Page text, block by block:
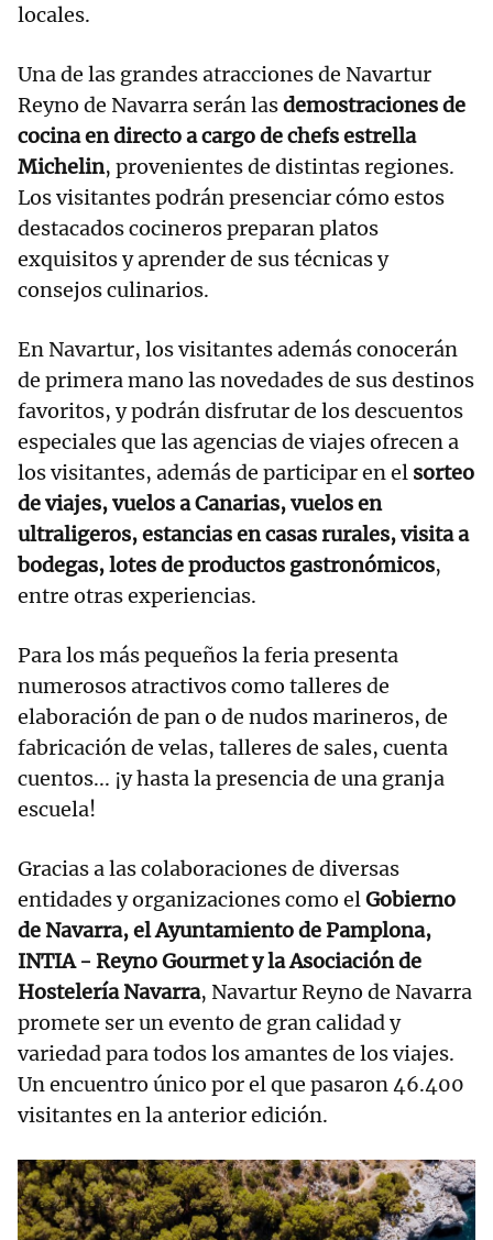
locales.
Una de las grandes atracciones de Navartur
Reyno de Navarra serán lasdemostraciones de
cocina en directo a cargo de chefs estrella
Michelin, provenientes de distintas regiones.
Los visitantes podrán presenciar cómo estos
destacados cocineros preparan platos
exquisitos y aprender de sus técnicas y
consejos culinarios.
En Navartur, los visitantes además conocerán
de primera mano las novedades de sus destinos
favoritos, y podrán disfrutar de los descuentos
especiales que las agencias de viajes ofrecen a
los visitantes, además de participar en el sorteo
de viajes, vuelos a Canarias, vuelos en
ultraligeros, estancias en casas rurales, visita a
bodegas, lotes de productos gastronómicos,
entre otras experiencias.
Para los más pequeños la feria presenta
numerosos atractivos como talleres de
elaboración de pan o de nudos marineros, de
fabricación de velas, talleres de sales, cuenta
cuentos... ¡y hasta la presencia de una granja
escuela!
Gracias a las colaboraciones de diversas
entidades y organizaciones como elGobierno
de Navarra, el Ayuntamiento de Pamplona,
INTIA - Reyno Gourmet y la Asociación de
Hostelería Navarra, Navartur Reyno de Navarra
promete ser un evento de gran calidad y
variedad para todos los amantes de los viajes.
Un encuentro único por el que pasaron 46.400
visitantes en la anterior edición.